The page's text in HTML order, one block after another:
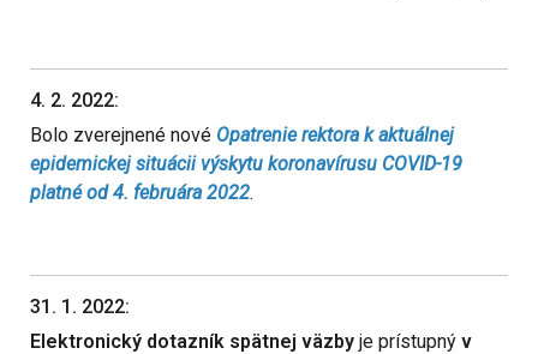
4. 2. 2022:
Bolo zverejnené nové Opatrenie rektora k aktuálnej
epidemickej situácii výskytu koronavírusu COVID-19
platné od 4. februára 2022.
31. 1. 2022:
Elektronický dotazník spätnej väzby je prístupný v